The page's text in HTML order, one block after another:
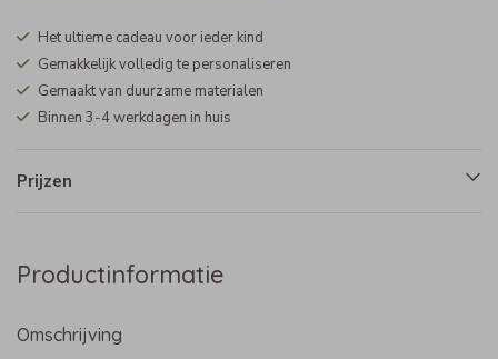
Het ultieme cadeau voor ieder kind
Gemakkelijk volledig te personaliseren
Gemaakt van duurzame materialen
Binnen 3-4 werkdagen in huis
Prijzen
Productinformatie
Omschrijving